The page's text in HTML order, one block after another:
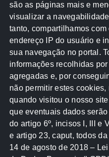
MPF Notícias PF
Receita Federal Sem
TCE-MT TCU TRE
REDE NOS ESTADOS
Mato Grosso do Sul
Paraná
Nacional
são as páginas mais e
visualizar a
tanto, compartilhamos com
endereço IP do usuário e
sua navegação no portal.
informações recolhidas
agregadas e, por
não permitir estes cookies,
quando visitou o nosso
que eventuais dados
do artigo 6º, incisos I, III e
e artigo 23, caput, todos
14 de agosto de 2018 –